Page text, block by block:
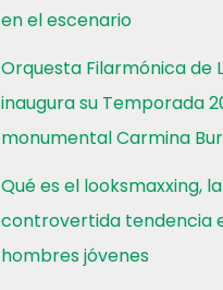
en el escenario
Orquesta Filarmónica de
inaugura su Temporada
monumental Carmina
Qué es el looksmaxxing,
controvertida tendencia
hombres jóvenes